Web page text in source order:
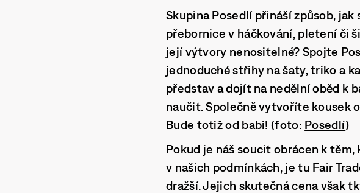
SkupinaPosedlí přináší způsob, jak
přebornice v háčkování, pletení či
její výtvory nenositelné? Spojte
jednoduché střihy na šaty, triko a
představ a dojít na nedělní oběd k
naučit. Společně vytvoříte kousek
Bude totiž od babi! (foto: Posedlí)
Pokud je náš soucit obrácen k
v našich podmínkách, je tu Fair
dražší. Jejich skutečná cena však